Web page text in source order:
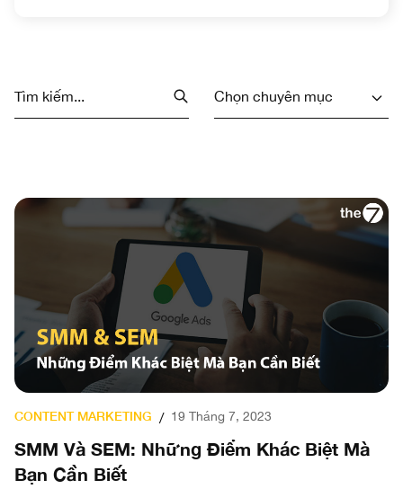
Chọn chuyên mục
CONTENT MARKETING / 19 Tháng 7, 2023
SMM Và SEM: Những Điểm Khác Biệt Mà
Bạn Cần Biết